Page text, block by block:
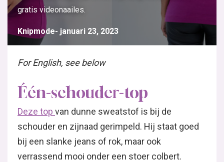
gratis videonaailes.
Knipmode januari 23, 2023
For English, see below
Één-schouder-top
Deze top van dunne sweatstof is bij de
schouder en zijnaad gerimpeld. Hij staat goed
bij een slanke jeans of rok, maar ook
verrassend mooi onder een stoer colbert.